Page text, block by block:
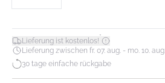
Lieferung ist kostenlos!*
Lieferung zwischen fr. 07. aug. - mo. 10. aug.
30 tage einfache rückgabe